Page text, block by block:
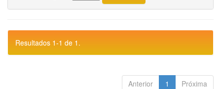
Resultados 1-1 de 1.
Anterior 1 Próxima